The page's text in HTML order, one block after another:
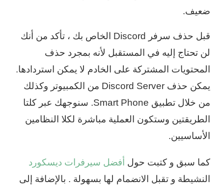
ضعيف.
قبل حذف سرفر Discord الخاص بك ، تأكد من أنك
لن تحتاج إليه في المستقبل لأنه بمجرد حذف
المحتويات المشتركة على الخادم لا يمكن استردادها.
يمكن حذف Discord Server من الكمبيوتر وكذلك
من خلال تطبيق Smart Phone. سنوجهك عبر كلتا
الطريقتين وستكون العملية مباشرة لكلا النظامين
الأساسيين.
كما سبق و كتبت حول أفضل سيرفرات ديسكورد
النشيطة و تقبل الانضمام لها بسهولة . بالإضافة إلى